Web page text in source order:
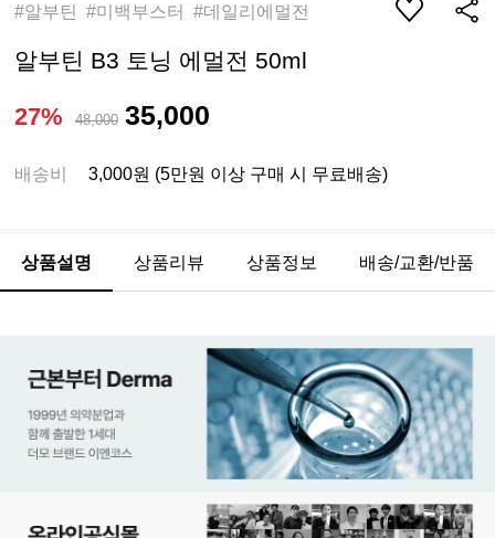
#알부틴 #미백부스터 #데일리에멀전
알부틴 B3 토닝 에멀전 50ml
27% 48,000 35,000
배송비 3,000원 (5만원 이상 구매 시 무료배송)
상품설명 상품리뷰 상품정보 배송/교환/반품